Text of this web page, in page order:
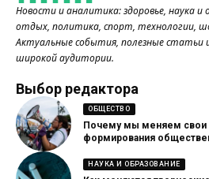
Новости и аналитика: здоровье, наука и
отдых, политика, спорт, технологии,
Актуальные события, полезные статьи
широкой аудитории.
Выбор редактора
ОБЩЕСТВО
Почему мы меняем свои
формирования
НАУКА И ОБРАЗОВАНИЕ